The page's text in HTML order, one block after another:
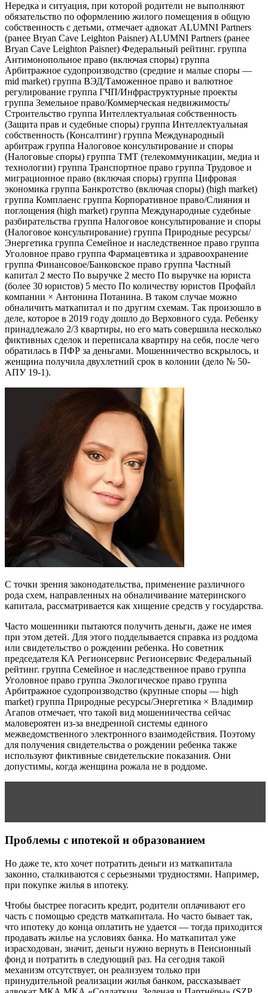
Нередка и ситуация, при которой родители не выполняют
обязательство по оформлению жилого помещения в общую
собственность с детьми, отмечает адвокат ALUMNI Partners
(ранее Bryan Cave Leighton Paisner) ALUMNI Partners (ранее
Bryan Cave Leighton Paisner) Федеральный рейтинг. группа
Антимонопольное право (включая споры) группа
Арбитражное судопроизводство (средние и малые споры —
mid market) группа ВЭД/Таможенное право и валютное
регулирование группа ГЧП/Инфраструктурные проекты
группа Земельное право/Коммерческая недвижимость/
Строительство группа Интеллектуальная собственность
(Защита прав и судебные споры) группа Интеллектуальная
собственность (Консалтинг) группа Международный
арбитраж группа Налоговое консультирование и споры
(Налоговые споры) группа ТМТ (телекоммуникации, медиа и
технологии) группа Транспортное право группа Трудовое и
миграционное право (включая споры) группа Цифровая
экономика группа Банкротство (включая споры) (high market)
группа Комплаенс группа Корпоративное право/Слияния и
поглощения (high market) группа Международные судебные
разбирательства группа Налоговое консультирование и споры
(Налоговое консультирование) группа Природные ресурсы/
Энергетика группа Семейное и наследственное право группа
Уголовное право группа Фармацевтика и здравоохранение
группа Финансовое/Банковское право группа Частный
капитал 2 место По выручке 2 место По выручке на юриста
(более 30 юристов) 5 место По количеству юристов Профайл
компании × Антонина Потанина. В таком случае можно
обналичить маткапитал и по другим схемам. Так произошло в
деле, которое в 2019 году дошло до Верховного суда. Ребенку
принадлежало 2/3 квартиры, но его мать совершила несколько
фиктивных сделок и переписала квартиру на себя, после чего
обратилась в ПФР за деньгами. Мошенничество вскрылось, и
женщина получила двухлетний срок в колонии (дело № 50-
АПУ 19-1).
С точки зрения законодательства, применение различного
рода схем, направленных на обналичивание материнского
капитала, рассматривается как хищение средств у государства.
Часто мошенники пытаются получить деньги, даже не имея
при этом детей. Для этого подделывается справка из роддома
или свидетельство о рождении ребенка. Но советник
председателя КА Регионсервис Регионсервис Федеральный
рейтинг. группа Семейное и наследственное право группа
Уголовное право группа Экологическое право группа
Арбитражное судопроизводство (крупные споры — high
market) группа Природные ресурсы/Энергетика × Владимир
Агапов отмечает, что такой вид мошенничества сейчас
маловероятен из-за внедренной системы единого
межведомственного электронного взаимодействия. Поэтому
для получения свидетельства о рождении ребенка также
используют фиктивные свидетельские показания. Они
допустимы, когда женщина рожала не в роддоме.
Проблемы с ипотекой и образованием
Но даже те, кто хочет потратить деньги из маткапитала
законно, сталкиваются с серьезными трудностями. Например,
при покупке жилья в ипотеку.
Чтобы быстрее погасить кредит, родители оплачивают его
часть с помощью средств маткапитала. Но часто бывает так,
что ипотеку до конца оплатить не удается — тогда приходится
продавать жилье на условиях банка. Но маткапитал уже
израсходован, значит, деньги нужно вернуть в Пенсионный
фонд и потратить в следующий раз. На сегодня такой
механизм отсутствует, он реализуем только при
принудительной реализации жилья банком, рассказывает